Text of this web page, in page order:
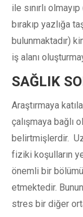
ile sınırlı
bırakıp yazlığa
bulunmaktadır)
iş alanı
SAĞLIK
Araştırmaya
çalışmaya bağlı
belirtmişlerdir.
fiziki koşulların
önemli bir
etmektedir.
stres bir diğer